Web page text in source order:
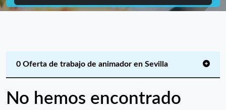
0 Oferta de trabajo de animador en Sevilla
No hemos encontrado